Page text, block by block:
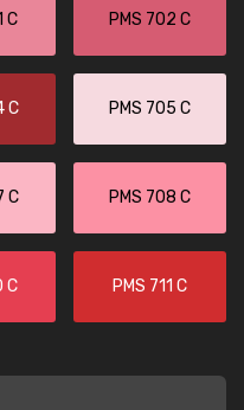
C PMS 702 C
C PMS 705 C
C PMS 708 C
C PMS 711 C